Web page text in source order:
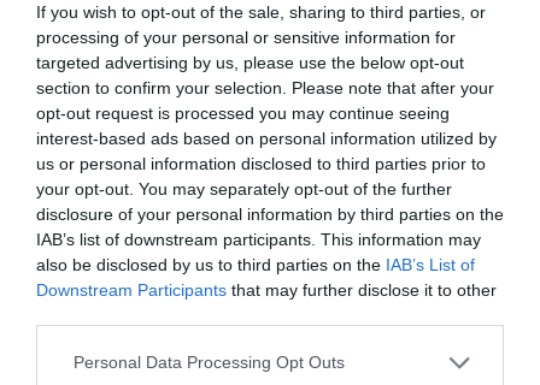
If you wish to opt-out of the sale, sharing to third parties, or
processing of your personal or sensitive information for
targeted advertising by us, please use the below opt-out
section to confirm your selection. Please note that after your
opt-out request is processed you may continue seeing
interest-based ads based on personal information utilized by
us or personal information disclosed to third parties prior to
your opt-out. You may separately opt-out of the further
disclosure of your personal information by third parties on the
IAB’s list of downstream participants. This information may
also be disclosed by us to third parties on the IAB’s List of
Downstream Participants that may further disclose it to other
Please note that this website/app uses one or more Google
Personal Data Processing Opt Outs
szabálytalanságot
A decemberi közgyűléshez kapcsolódóan, a
Macskaház kialakításának támogatásáról szóló
napirend ürügyén arról beszélt Komlósi Csaba,
hogy már akkor jelezte: szabálytalanul vette
sürgősséggel napirendre az előterjesztést a
közgyűlés, ezért a megyei kormányhivatalhoz
fordult. „A kormányhivatal, mint a közgyűlés
törvényességi felügyeletét ellátó szerv
megállapította, hogy az előterjesztés